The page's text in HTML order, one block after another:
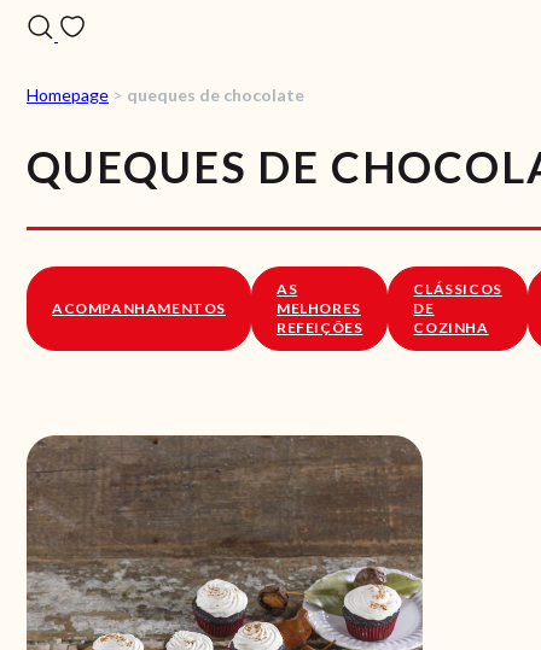
Homepage > queques de chocolate
QUEQUES DE
ACOMPANHAMENTOS
AS
MELHORES
REFEIÇÕES
CLÁSSICOS
DE
COZINHA